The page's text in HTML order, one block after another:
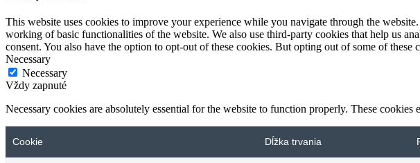
This website uses cookies to improve your experience while you navigate through the
working of basic functionalities of the website. We also use third-party cookies that help us
consent. You also have the option to opt-out of these cookies. But opting out of some of
Necessary
Necessary
Vždy zapnuté
Necessary cookies are absolutely essential for the website to function properly. These
Cookie Dĺžka trvania